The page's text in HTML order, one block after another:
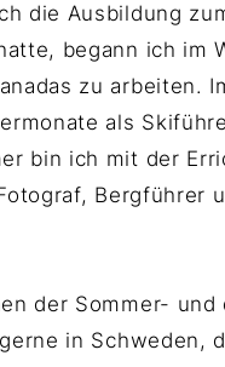
die Ausbildung
begann ich im
zu arbeiten.
als
bin ich mit der
Bergführer
der Sommer- und
in Schweden,